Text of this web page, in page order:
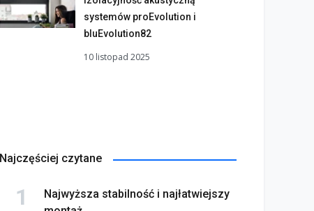
systemów proEvolution i
bluEvolution82
10 listopad 2025
Najczęściej czytane
Najwyższa stabilność i najłatwiejszy